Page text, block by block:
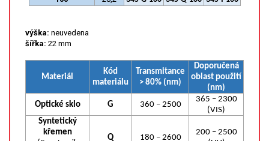
SPEKTROFOTOMETRY
PŘÍPRAVA VZORKŮ
OTEVŘENÝ ROZKLAD
výška: neuvedena
šířka: 22 mm
Materiál
Kód
materiálu
Transmitance
> 80% (nm)
Doporučená
oblast použití
(nm)
Optické sklo
G 360 – 2500
365 – 2300
(VIS)
Syntetický
křemen
Q 180 – 2600
200 – 2500